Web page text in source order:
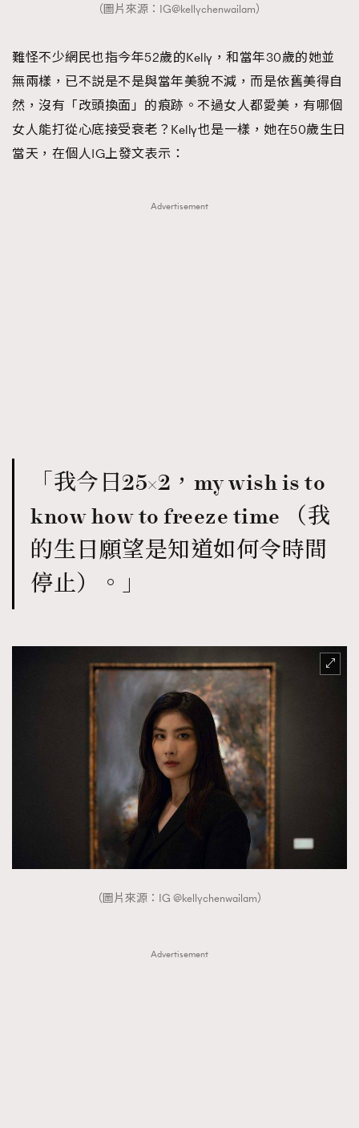
（圖片來源：IG@kellychenwailam）
難怪不少網民也指今年52歲的Kelly，和當年30歲的她並
無兩樣，已不説是不是與當年美貌不減，而是依舊美得自
然，沒有「改頭換面」的痕跡。不過女人都愛美，有哪個
女人能打從心底接受衰老？Kelly也是一樣，她在50歲生日
當天，在個人IG上發文表示：
Advertisement
「我今日25×2，my wish is to
know how to freeze time （我
的生日願望是知道如何令時間
停止）。」
（圖片來源：IG @kellychenwailam）
Advertisement